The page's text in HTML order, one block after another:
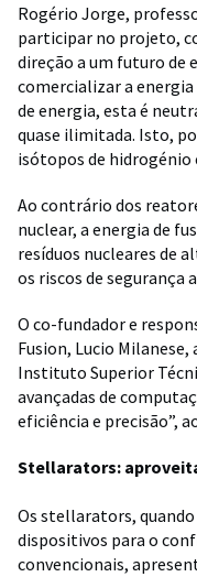
Rogério Jorge,
participar no projeto,
direção a um futuro de
comercializar a
de energia, esta é
quase ilimitada. Isto,
isótopos de
Ao contrário dos
nuclear, a energia de
resíduos nucleares de
os riscos de segurança
O co-fundador e
Fusion, Lucio Milanese,
Instituto Superior
avançadas de
eficiência e precisão”,
Stellarators:
Os stellarators,
dispositivos para o
convencionais,